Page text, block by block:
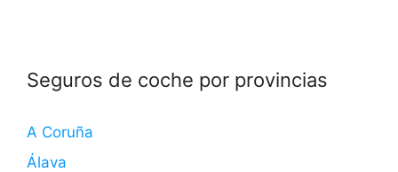
Seguros de coche por provincias
A Coruña
Álava